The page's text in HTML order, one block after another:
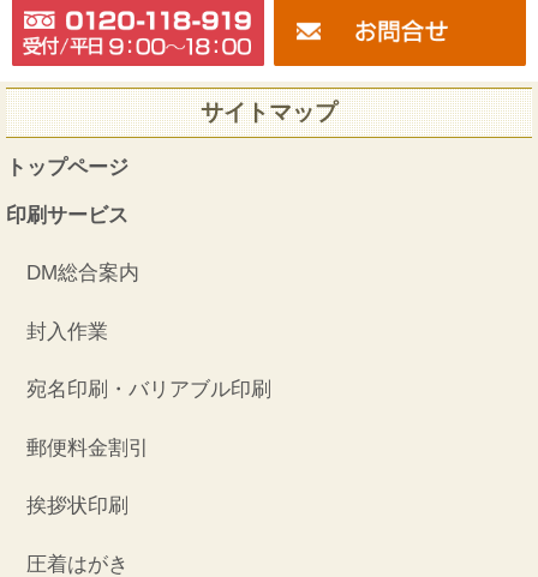
サイトマップ
トップページ
印刷サービス
DM総合案内
封入作業
宛名印刷・バリアブル印刷
郵便料金割引
挨拶状印刷
圧着はがき